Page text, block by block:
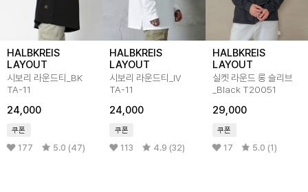
HALBKREIS
LAYOUT
시보리 라운드티_BK
TA-11
24,000
쿠폰
177 5.0 (47)
HALBKREIS
LAYOUT
시보리 라운드티_IV
TA-11
24,000
쿠폰
113 4.9 (32)
HALBKREIS
LAYOUT
실켓 라운드 롱 슬리브
_Black T20051
29,000
쿠폰
17 5.0 (1)